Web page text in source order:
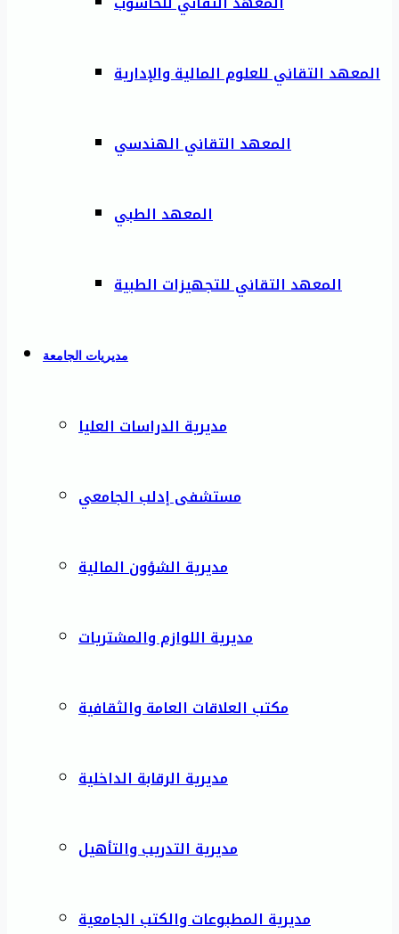
المعهد التقاني للعلوم المالية والإدارية
المعهد التقاني الهندسي
المعهد الطبي
المعهد التقاني للتجهيزات الطبية
مديريات الجامعة
مديرية الدراسات العليا
مستشفى إدلب الجامعي
مديرية الشؤون المالية
مديرية اللوازم والمشتريات
مكتب العلاقات العامة والثقافية
مديرية الرقابة الداخلية
مديرية التدريب والتأهيل
مديرية المطبوعات والكتب الجامعية